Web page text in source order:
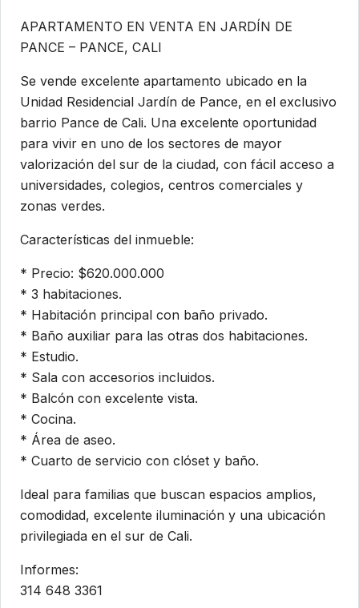
APARTAMENTO EN VENTA EN JARDÍN DE
PANCE – PANCE, CALI
Se vende excelente apartamento ubicado en la
Unidad Residencial Jardín de Pance, en el exclusivo
barrio Pance de Cali. Una excelente oportunidad
para vivir en uno de los sectores de mayor
valorización del sur de la ciudad, con fácil acceso a
universidades, colegios, centros comerciales y
zonas verdes.
Características del inmueble:
* Precio: $620.000.000
* 3 habitaciones.
* Habitación principal con baño privado.
* Baño auxiliar para las otras dos habitaciones.
* Estudio.
* Sala con accesorios incluidos.
* Balcón con excelente vista.
* Cocina.
* Área de aseo.
* Cuarto de servicio con clóset y baño.
Ideal para familias que buscan espacios amplios,
comodidad, excelente iluminación y una ubicación
privilegiada en el sur de Cali.
Informes:
314 648 3361